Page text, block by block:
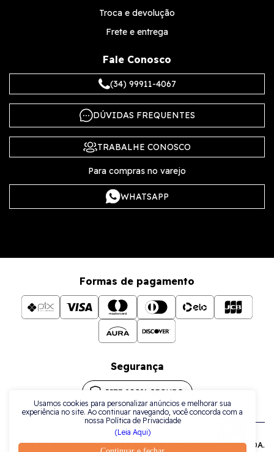
Usamos cookies para personalizar anúncios e melhorar sua
experiência no site. Ao continuar navegando, você concorda com a
nossa Política de Privacidade
(Leia Aqui)
Troca e devolução
Frete e entrega
Fale Conosco
(34) 99911-4067
DÚVIDAS FREQUENTES
TRABALHE CONOSCO
Para compras no varejo
WHATSAPP
Formas de pagamento
Segurança
Todos os direitos reservados a La Plata Comércio de Joias LTDA.